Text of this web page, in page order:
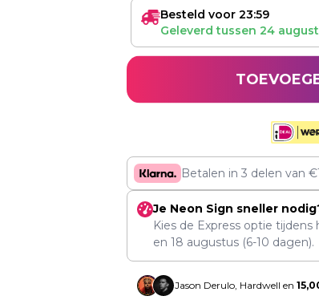
Besteld voor 23:59
Geleverd tussen 24
Betalen in 3 delen van€
Je Neon Sign sneller
Kies de Express optie
en 18 augustus(6-10 dagen).
Jason Derulo, Hardwell en